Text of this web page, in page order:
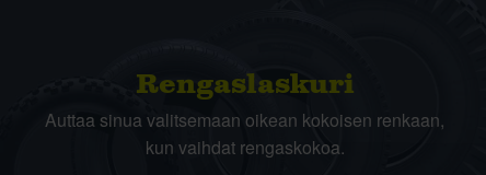
Rengas­laskuri
Auttaa sinua valitsemaan oikean kokoisen renkaan,
kun vaihdat rengaskokoa.